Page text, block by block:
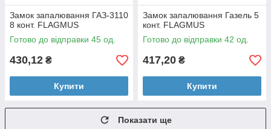
Замок запалювання ГАЗ-3110
8 конт. FLAGMUS
Готово до відправки 45 од.
430,12 ₴
Купити
Замок запалювання Газель 5
конт. FLAGMUS
Готово до відправки 42 од.
417,20 ₴
Купити
Показати ще